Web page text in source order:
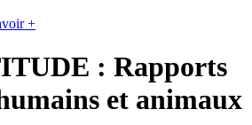
+
: Rapports
et animaux